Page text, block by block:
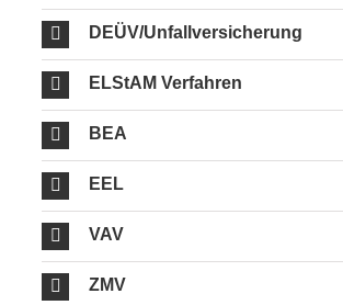
DEÜV/Unfallversicherung
ELStAM Verfahren
BEA
EEL
VAV
ZMV